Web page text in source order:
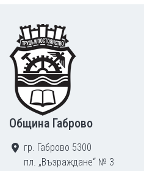
Footer
Община Габрово
гр. Габрово 5300
пл. „Възраждане“ № 3